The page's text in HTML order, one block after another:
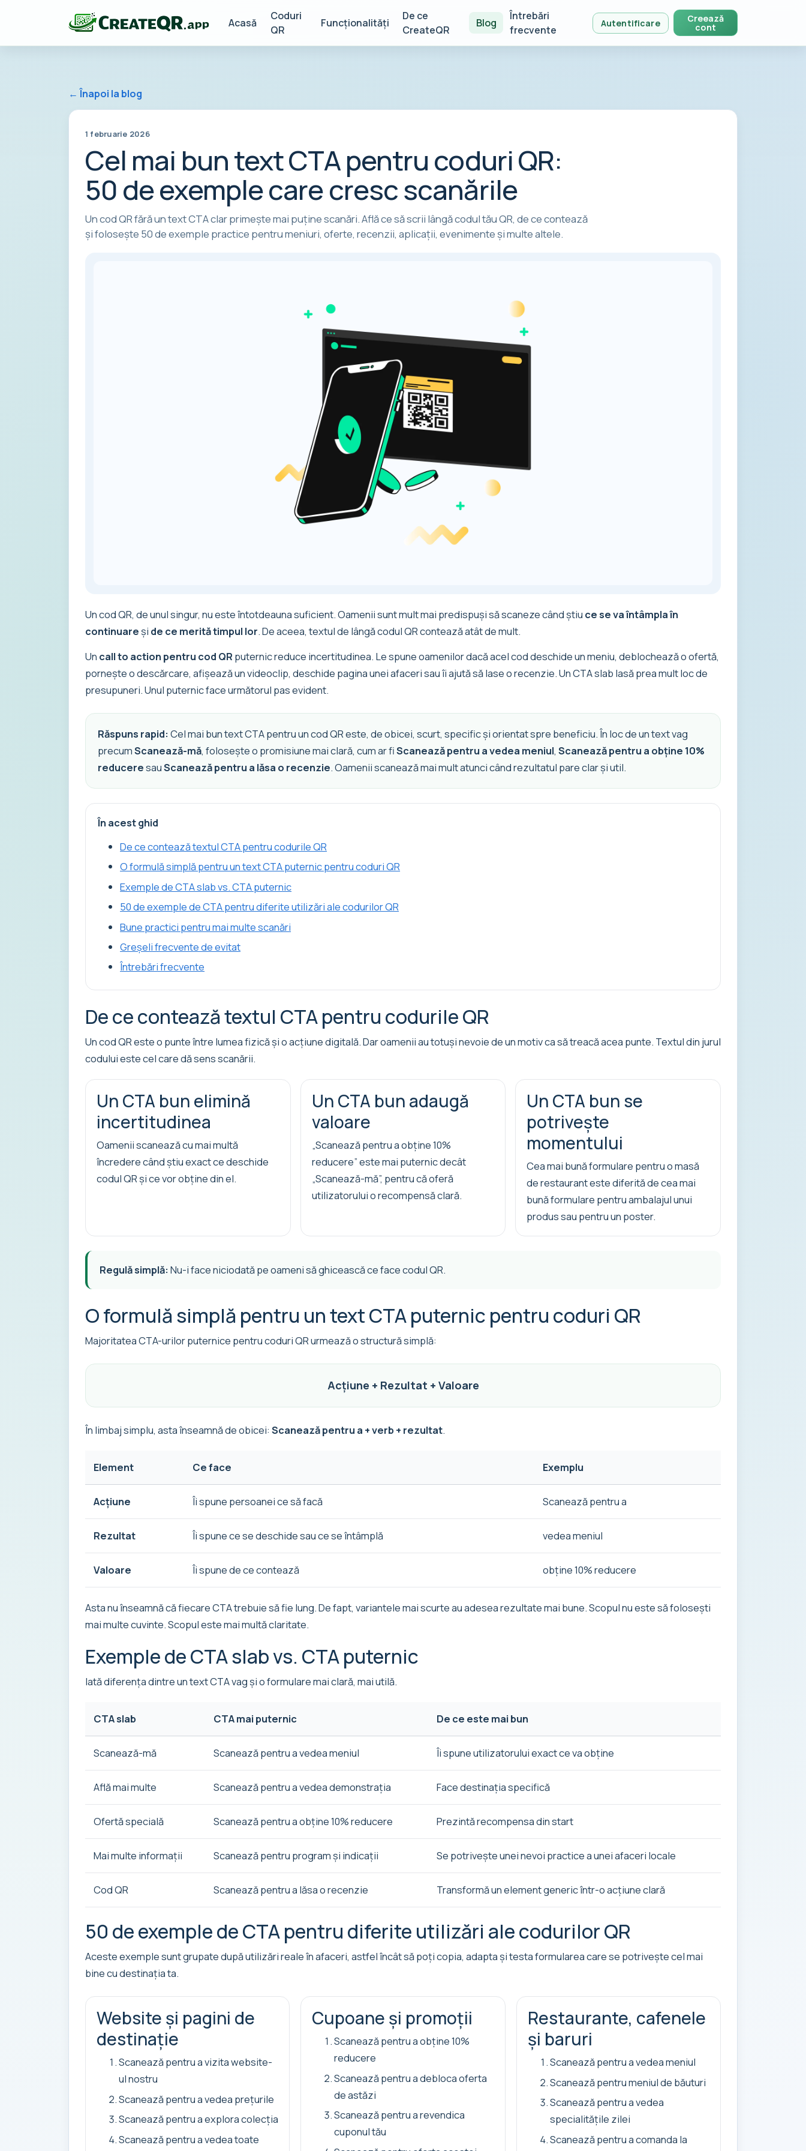
Acasă
Coduri
QR
Funcționalități
De ce
CreateQR
Blog
Întrebări
frecvente
Autentificare Creează
cont
← Înapoi la blog
1 februarie 2026
Cel mai bun text CTA pentru coduri QR:
50 de exemple care cresc scanările
Un cod QR fără un text CTA clar primește mai puține scanări. Află ce să scrii lângă codul tău QR, de ce contează
și folosește 50 de exemple practice pentru meniuri, oferte, recenzii, aplicații, evenimente și multe altele.
Un cod QR, de unul singur, nu este întotdeauna suficient. Oamenii sunt mult mai predispuși să scaneze când știu ce se va întâmpla în
continuare și de ce merită timpul lor. De aceea, textul de lângă codul QR contează atât de mult.
Un call to action pentru cod QR puternic reduce incertitudinea. Le spune oamenilor dacă acel cod deschide un meniu, deblochează o ofertă,
pornește o descărcare, afișează un videoclip, deschide pagina unei afaceri sau îi ajută să lase o recenzie. Un CTA slab lasă prea mult loc de
presupuneri. Unul puternic face următorul pas evident.
Răspuns rapid: Cel mai bun text CTA pentru un cod QR este, de obicei, scurt, specific și orientat spre beneficiu. În loc de un text vag
precumScanează-mă, folosește o promisiune mai clară, cum ar fiScanează pentru a vedea meniul, Scanează pentru a obține 10%
reduceresauScanează pentru a lăsa o recenzie. Oamenii scanează mai mult atunci când rezultatul pare clar și util.
În acest ghid
De ce contează textul CTA pentru codurile QR
O formulă simplă pentru un text CTA puternic pentru coduri QR
Exemple de CTA slab vs. CTA puternic
50 de exemple de CTA pentru diferite utilizări ale codurilor QR
Bune practici pentru mai multe scanări
Greșeli frecvente de evitat
Întrebări frecvente
De ce contează textul CTA pentru codurile QR
Un cod QR este o punte între lumea fizică și o acțiune digitală. Dar oamenii au totuși nevoie de un motiv ca să treacă acea punte. Textul din jurul
codului este cel care dă sens scanării.
Un CTA bun elimină
incertitudinea
Oamenii scanează cu mai multă
încredere când știu exact ce deschide
codul QR și ce vor obține din el.
Un CTA bun adaugă
valoare
„Scanează pentru a obține 10%
reducere” este mai puternic decât
„Scanează-mă”, pentru că oferă
utilizatorului o recompensă clară.
Un CTA bun se
potrivește
momentului
Cea mai bună formulare pentru o masă
de restaurant este diferită de cea mai
bună formulare pentru ambalajul unui
produs sau pentru un poster.
Regulă simplă: Nu-i face niciodată pe oameni să ghicească ce face codul QR.
O formulă simplă pentru un text CTA puternic pentru coduri QR
Majoritatea CTA-urilor puternice pentru coduri QR urmează o structură simplă:
Acțiune + Rezultat + Valoare
În limbaj simplu, asta înseamnă de obicei: Scanează pentru a + verb + rezultat.
Element Ce face Exemplu
Acțiune Îi spune persoanei ce să facă Scanează pentru a
Rezultat Îi spune ce se deschide sau ce se întâmplă vedea meniul
Valoare Îi spune de ce contează obține 10% reducere
Asta nu înseamnă că fiecare CTA trebuie să fie lung. De fapt, variantele mai scurte au adesea rezultate mai bune. Scopul nu este să folosești
mai multe cuvinte. Scopul este mai multă claritate.
Exemple de CTA slab vs. CTA puternic
Iată diferența dintre un text CTA vag și o formulare mai clară, mai utilă.
CTA slab CTA mai puternic De ce este mai bun
Scanează-mă Scanează pentru a vedea meniul Îi spune utilizatorului exact ce va obține
Află mai multe Scanează pentru a vedea demonstrația Face destinația specifică
Ofertă specială Scanează pentru a obține 10% reducere Prezintă recompensa din start
Mai multe informații Scanează pentru program și indicații Se potrivește unei nevoi practice a unei afaceri locale
Cod QR Scanează pentru a lăsa o recenzie Transformă un element generic într-o acțiune clară
50 de exemple de CTA pentru diferite utilizări ale codurilor QR
Aceste exemple sunt grupate după utilizări reale în afaceri, astfel încât să poți copia, adapta și testa formularea care se potrivește cel mai
bine cu destinația ta.
Website și pagini de
destinație
Scanează pentru a vizita website-
ul nostru
Scanează pentru a vedea prețurile
Scanează pentru a explora colecția
Scanează pentru a vedea toate
Cupoane și promoții
Scanează pentru a obține 10%
reducere
Scanează pentru a debloca oferta
de astăzi
Scanează pentru a revendica
cuponul tău
Restaurante, cafenele
și baruri
Scanează pentru a vedea meniul
Scanează pentru meniul de băuturi
Scanează pentru a vedea
specialitățile zilei
Scanează pentru a comanda la